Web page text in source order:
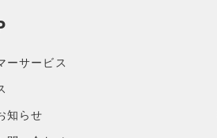
ーサービス
知らせ